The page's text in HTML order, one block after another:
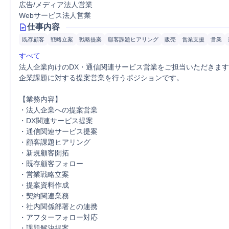
広告/メディア法人営業
Webサービス法人営業
仕事内容
既存顧客 戦略立案 戦略提案 顧客課題ヒアリング 販売 営業支援 営業
すべて
法人企業向けのDX・通信関連サービス営業をご担当いただきます
企業課題に対する提案営業を行うポジションです。
【業務内容】
・法人企業への提案営業
・DX関連サービス提案
・通信関連サービス提案
・顧客課題ヒアリング
・新規顧客開拓
・既存顧客フォロー
・営業戦略立案
・提案資料作成
・契約関連業務
・社内関係部署との連携
・アフターフォロー対応